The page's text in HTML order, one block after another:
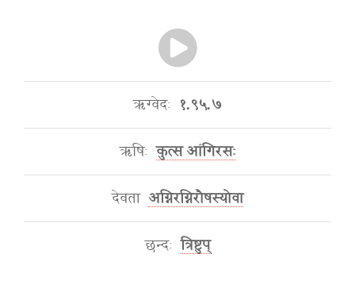
ऋग्वेदः १.९५.७
ऋषिः कुत्स आंगिरसः
देवता अग्निरग्निरौषस्योवा
छन्दः त्रिष्टुप्